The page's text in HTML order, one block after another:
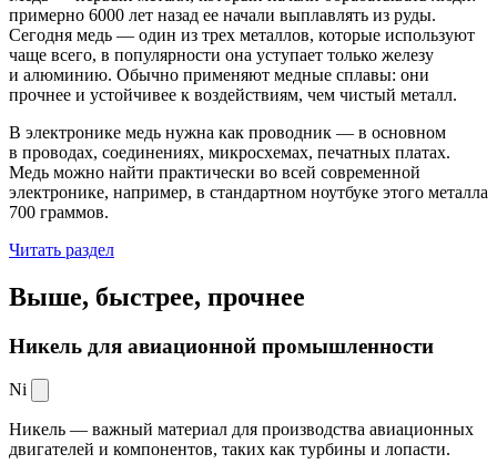
примерно 6000 лет назад ее начали выплавлять из руды.
Сегодня медь — один из трех металлов, которые используют
чаще всего, в популярности она уступает только железу
и алюминию. Обычно применяют медные сплавы: они
прочнее и устойчивее к воздействиям, чем чистый металл.
В электронике медь нужна как проводник — в основном
в проводах, соединениях, микросхемах, печатных платах.
Медь можно найти практически во всей современной
электронике, например, в стандартном ноутбуке этого металла
700 граммов.
Читать раздел
Выше, быстрее, прочнее
Никель для авиационной промышленности
Ni
Никель — важный материал для производства авиационных
двигателей и компонентов, таких как турбины и лопасти.